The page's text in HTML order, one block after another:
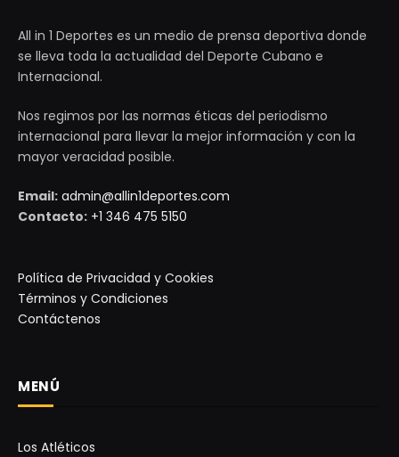
All in 1 Deportes es un medio de prensa deportiva donde
se lleva toda la actualidad del Deporte Cubano e
Internacional.
Nos regimos por las normas éticas del periodismo
internacional para llevar la mejor información y con la
mayor veracidad posible.
Email: admin@allin1deportes.com
Contacto: +1 346 475 5150
Política de Privacidad y Cookies
Términos y Condiciones
Contáctenos
MENÚ
Los Atléticos